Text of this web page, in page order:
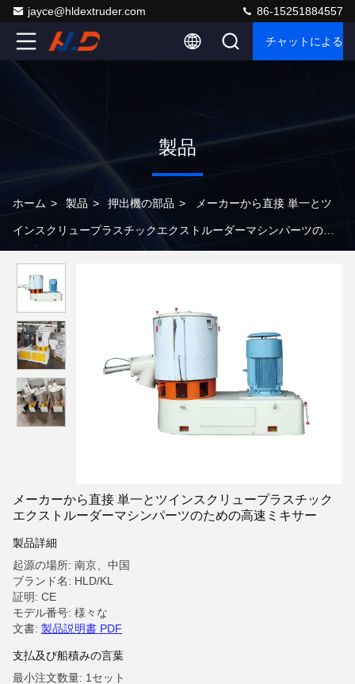
jayce@hldextruder.com 86-15251884557
チャットによる
製品
ホーム > 製品 > 押出機の部品 > メーカーから直接 単一とツ
インスクリュープラスチックエクストルーダーマシンパーツのた
メーカーから直接 単一とツインスクリュープラスチック
エクストルーダーマシンパーツのための高速ミキサー
製品詳細
起源の場所: 南京、中国
ブランド名: HLD/KL
証明: CE
モデル番号: 様々な
文書: 製品説明書 PDF
支払及び船積みの言葉
最小注文数量: 1セット